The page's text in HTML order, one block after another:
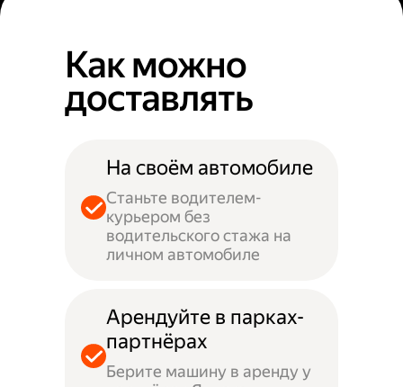
Как можно
доставлять
На своём автомобиле
Станьте водителем-
курьером без
водительского стажа на
личном автомобиле
Арендуйте в парках-
партнёрах
Берите машину в аренду у